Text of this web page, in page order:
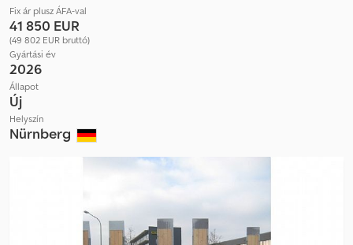
Fix ár plusz ÁFA-val
41 850 EUR
(49 802 EUR bruttó)
Gyártási év
2026
Állapot
Új
Helyszín
Nürnberg